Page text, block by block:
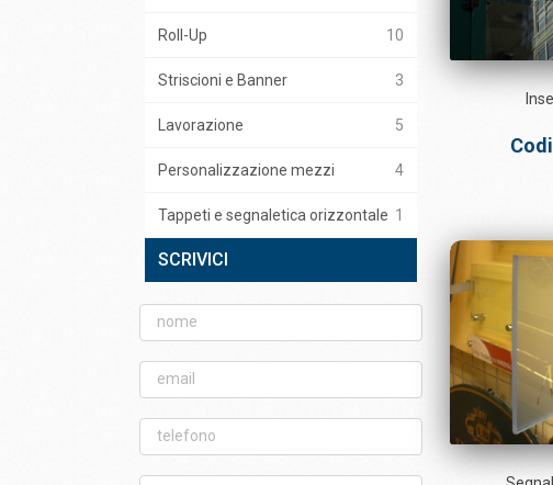
Roll-Up 10
Striscioni e Banner 3
Lavorazione 5
Personalizzazione mezzi 4
Tappeti e segnaletica orizzontale 1
SCRIVICI